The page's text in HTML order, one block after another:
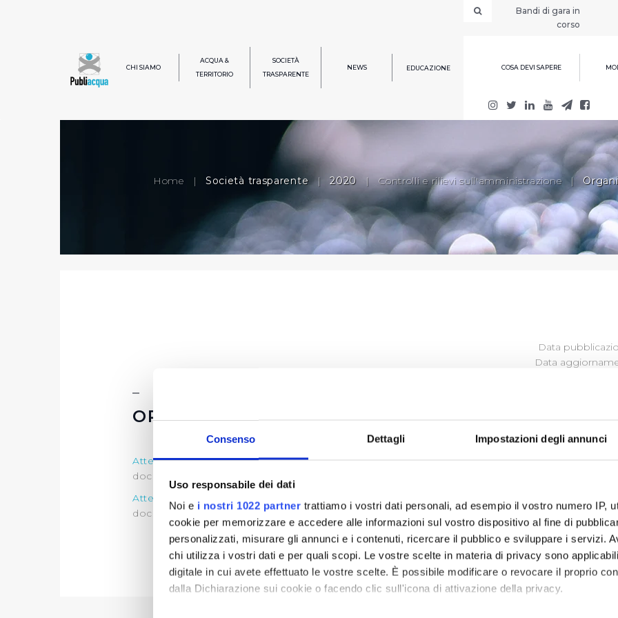
Consenso Dettagli Impostazioni degli annunci
Uso responsabile dei dati
Noi e i nostri 1022 partner trattiamo i vostri dati personali, ad esempio il vostro numero IP,
cookie per memorizzare e accedere alle informazioni sul vostro dispositivo al fine di
personalizzati, misurare gli annunci e i contenuti, ricercare il pubblico e sviluppare i servizi.
chi utilizza i vostri dati e per quali scopi. Le vostre scelte in materia di privacy sono
digitale in cui avete effettuato le vostre scelte. È possibile modificare o revocare il proprio
dalla Dichiarazione sui cookie o facendo clic sull'icona di attivazione della privacy.
Bandi di gara in
corso
CHI SIAMO
ACQUA &
TERRITORIO
SOCIETÀ
TRASPARENTE
NEWS EDUCAZIONE COSA DEVI SAPERE
Home | Società trasparente | 2020 | Controlli e rilievi sull'amministrazione |
Data
Data
ORGANI DI CONTROLLO CHE SVOLGE LE
Attestazione ODVsull'assolvimento degli obblighi di pubblicazione al 22/07/2020 per
documentazione)
Attestazione ODV
documentazione)